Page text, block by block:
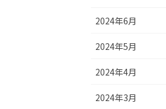
2024年6月
2024年5月
2024年4月
2024年3月